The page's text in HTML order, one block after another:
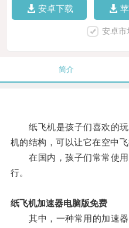
安卓下载
安卓市
简介
纸飞机是孩子们喜欢的玩
机的结构，可以让它在空中飞
在国内，孩子们常常使用
行。
纸飞机加速器电脑版免费
其中，一种常用的加速器